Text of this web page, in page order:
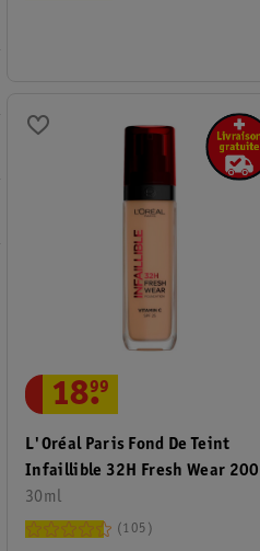
L'Oréal Paris Fond De Teint
Infaillible 32H Fresh Wear 200
30ml
18.
99
105